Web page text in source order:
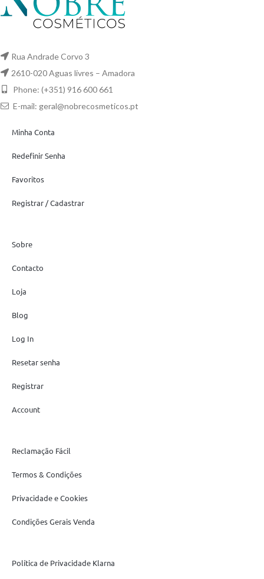
Rua Andrade Corvo 3
2610-020 Aguas livres – Amadora
Phone: (+351) 916 600 661
E-mail: geral@nobrecosmeticos.pt
Minha Conta
Redefinir Senha
Favoritos
Registrar / Cadastrar
Sobre
Contacto
Loja
Blog
Log In
Resetar senha
Registrar
Account
Reclamação Fácil
Termos & Condições
Privacidade e Cookies
Condições Gerais Venda
Política de Privacidade Klarna